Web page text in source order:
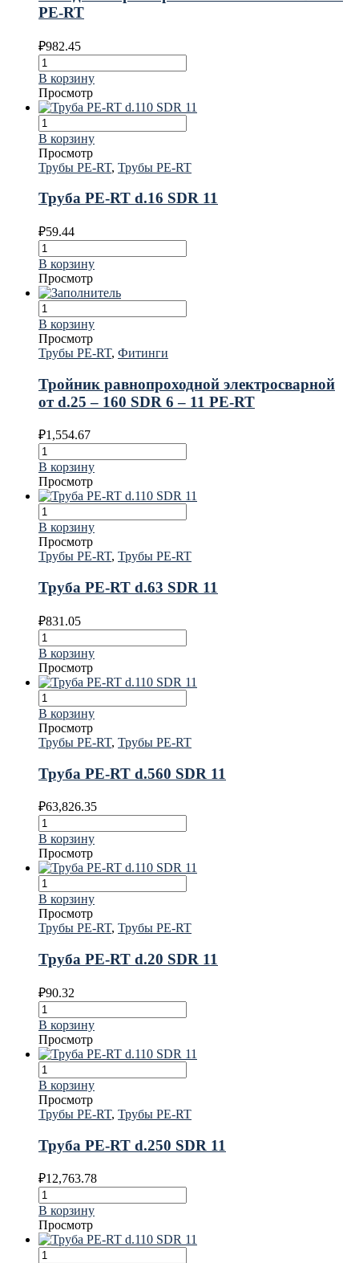
PE-RT
₽982.45
В корзину
Просмотр
В корзину
Просмотр
Трубы PE-RT, Трубы PE-RT
Труба PE-RT d.16 SDR 11
₽59.44
В корзину
Просмотр
В корзину
Просмотр
Трубы PE-RT, Фитинги
Тройник равнопроходной электросварной
от d.25 – 160 SDR 6 – 11 PE-RT
₽1,554.67
В корзину
Просмотр
В корзину
Просмотр
Трубы PE-RT, Трубы PE-RT
Труба PE-RT d.63 SDR 11
₽831.05
В корзину
Просмотр
В корзину
Просмотр
Трубы PE-RT, Трубы PE-RT
Труба PE-RT d.560 SDR 11
₽63,826.35
В корзину
Просмотр
В корзину
Просмотр
Трубы PE-RT, Трубы PE-RT
Труба PE-RT d.20 SDR 11
₽90.32
В корзину
Просмотр
В корзину
Просмотр
Трубы PE-RT, Трубы PE-RT
Труба PE-RT d.250 SDR 11
₽12,763.78
В корзину
Просмотр